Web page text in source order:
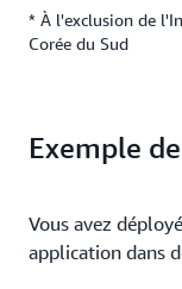
0,032 USD/Go
Destination:
United States,
0,043 USD/Go
* À l'exclusion de
Corée du Sud
Exemple
Vous avez
application dans